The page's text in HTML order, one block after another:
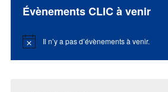
Évènements CLIC à venir
Notice Il n’y a pas d’évènements à venir.